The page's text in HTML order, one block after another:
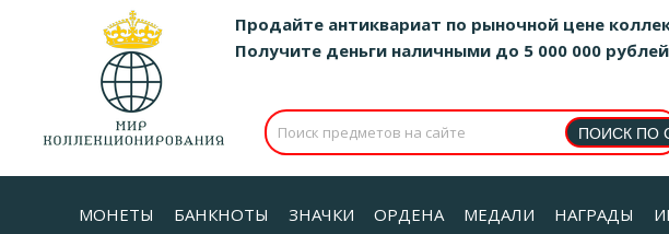
Продайте антиквариат по рыночной цене
Получите деньги наличными до 5 000 000
МОНЕТЫ БАНКНОТЫ ЗНАЧКИ ОРДЕНА МЕДАЛИ НАГРАДЫ